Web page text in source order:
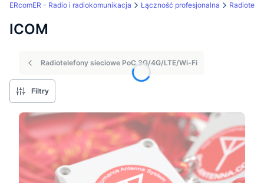
ERcomER - Radio i radiokomunikacja Łączność profesjonalna
ICOM
Radiotelefony sieciowe PoC 3G/4G/LTE/Wi-Fi
Filtry